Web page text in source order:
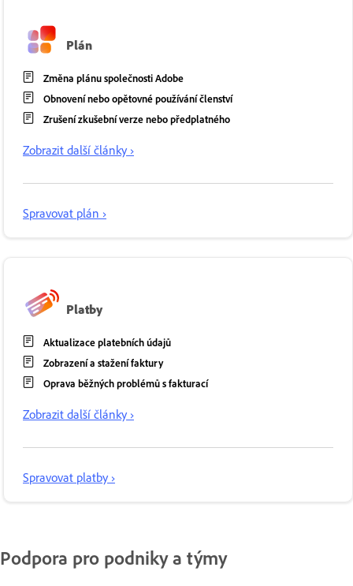
Plán
Změna plánu společnosti Adobe
Obnovení nebo opětovné používání členství
Zrušení zkušební verze nebo předplatného
Zobrazit další články ›
Spravovat plán ›
Platby
Aktualizace platebních údajů
Zobrazení a stažení faktury
Oprava běžných problémů s fakturací
Zobrazit další články ›
Spravovat platby ›
Podpora pro podniky a týmy